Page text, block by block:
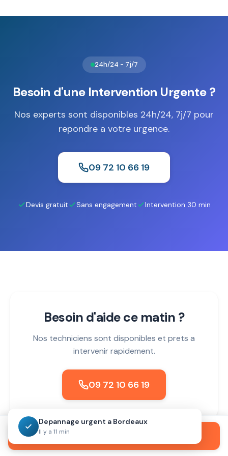
au feu de 30 minutes (S1) ou 60 minutes (S2) selon le
24h/24 - 7j/7
Besoin d'une Intervention Urgente ?
Nos experts sont disponibles 24h/24, 7j/7 pour
repondre a votre urgence.
09 72 10 66 19
Devis gratuit Sans engagement Intervention 30 min
Besoin d'aide ce matin ?
Nos techniciens sont disponibles et prets a
intervenir rapidement.
09 72 10 66 19
Depannage urgent a Bordeaux
Il y a 11 min